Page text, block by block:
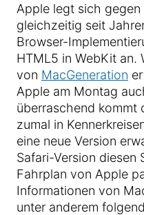
Apple legt sich
gleichzeitig seit
Browser-
HTML5 in WebKit an.
von MacGeneration
Apple am Montag
überraschend kommt
zumal in
eine neue Version
Safari-Version diesen
Fahrplan von Apple
Informationen von
unter anderem